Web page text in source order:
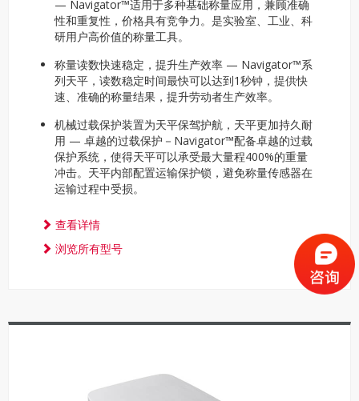
— Navigator™适用于多种基础称量应用，兼顾准确
性和重复性，价格具有竞争力。是实验室、工业、科
研用户高价值的称量工具。
称量读数快速稳定，提升生产效率 — Navigator™系
列天平，读数稳定时间最快可以达到1秒钟，提供快
速、准确的称量结果，提升劳动者生产效率。
机械过载保护装置为天平保驾护航，天平更加持久耐
用 — 卓越的过载保护－Navigator™配备卓越的过载
保护系统，使得天平可以承受最大量程400%的重量
冲击。天平内部配置运输保护锁，避免称量传感器在
运输过程中受损。
查看详情
浏览所有型号